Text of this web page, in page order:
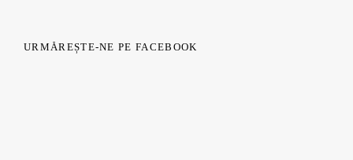
URMĂREȘTE-NE PE FACEBOOK